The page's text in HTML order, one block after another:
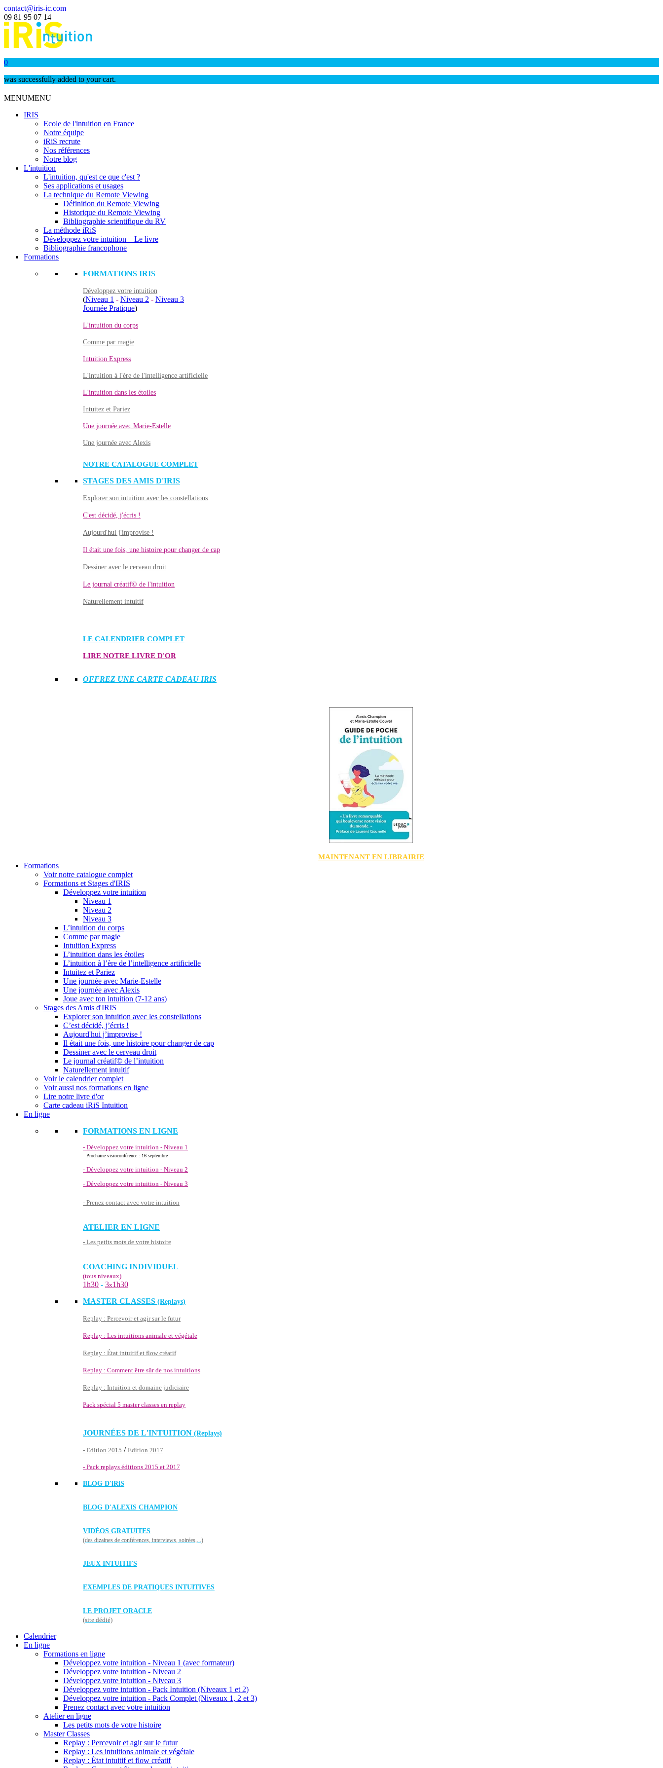
contact@iris-ic.com
09 81 95 07 14
0
was successfully added to your cart.
MENUMENU
IRIS
Ecole de l'intuition en France
Notre équipe
iRiS recrute
Nos références
Notre blog
L'intuition
L'intuition, qu'est ce que c'est ?
Ses applications et usages
La technique du Remote Viewing
Définition du Remote Viewing
Historique du Remote Viewing
Bibliographie scientifique du RV
La méthode iRiS
Développez votre intuition – Le livre
Bibliographie francophone
Formations
FORMATIONS IRIS
Développez votre intuition
(Niveau 1 - Niveau 2 - Niveau 3
Journée Pratique)
L'intuition du corps
Comme par magie
Intuition Express
L'intuition à l'ère de l'intelligence artificielle
L'intuition dans les étoiles
Intuitez et Pariez
Une journée avec Marie-Estelle
Une journée avec Alexis
NOTRE CATALOGUE COMPLET
STAGES DES AMIS D'IRIS
Explorer son intuition avec les constellations
C'est décidé, j'écris !
Aujourd'hui j'improvise !
Il était une fois, une histoire pour changer de cap
Dessiner avec le cerveau droit
Le journal créatif© de l'intuition
Naturellement intuitif
LE CALENDRIER COMPLET
LIRE NOTRE LIVRE D'OR
OFFREZ UNE CARTE CADEAU IRIS
MAINTENANT EN LIBRAIRIE
Formations
Voir notre catalogue complet
Formations et Stages d'IRIS
Développez votre intuition
Niveau 1
Niveau 2
Niveau 3
L’intuition du corps
Comme par magie
Intuition Express
L’intuition dans les étoiles
L’intuition à l’ère de l’intelligence artificielle
Intuitez et Pariez
Une journée avec Marie-Estelle
Une journée avec Alexis
Joue avec ton intuition (7-12 ans)
Stages des Amis d'IRIS
Explorer son intuition avec les constellations
C’est décidé, j’écris !
Aujourd'hui j’improvise !
Il était une fois, une histoire pour changer de cap
Dessiner avec le cerveau droit
Le journal créatif© de l’intuition
Naturellement intuitif
Voir le calendrier complet
Voir aussi nos formations en ligne
Lire notre livre d'or
Carte cadeau iRiS Intuition
En ligne
FORMATIONS EN LIGNE
- Développez votre intuition - Niveau 1
Prochaine visioconférence : 16 septembre
- Développez votre intuition - Niveau 2
- Développez votre intuition - Niveau 3
- Prenez contact avec votre intuition
ATELIER EN LIGNE
- Les petits mots de votre histoire
COACHING INDIVIDUEL
(tous niveaux)
1h30 - 3x1h30
MASTER CLASSES (Replays)
Replay : Percevoir et agir sur le futur
Replay : Les intuitions animale et végétale
Replay : État intuitif et flow créatif
Replay : Comment être sûr de nos intuitions
Replay : Intuition et domaine judiciaire
Pack spécial 5 master classes en replay
JOURNÉES DE L'INTUITION (Replays)
- Edition 2015 / Edition 2017
- Pack replays éditions 2015 et 2017
BLOG D'iRiS
BLOG D'ALEXIS CHAMPION
VIDÉOS GRATUITES
(des dizaines de conférences, interviews, soirées,...)
JEUX INTUITIFS
EXEMPLES DE PRATIQUES INTUITIVES
LE PROJET ORACLE
(site dédié)
Calendrier
En ligne
Formations en ligne
Développez votre intuition - Niveau 1 (avec formateur)
Développez votre intuition - Niveau 2
Développez votre intuition - Niveau 3
Développez votre intuition - Pack Intuition (Niveaux 1 et 2)
Développez votre intuition - Pack Complet (Niveaux 1, 2 et 3)
Prenez contact avec votre intuition
Atelier en ligne
Les petits mots de votre histoire
Master Classes
Replay : Percevoir et agir sur le futur
Replay : Les intuitions animale et végétale
Replay : État intuitif et flow créatif